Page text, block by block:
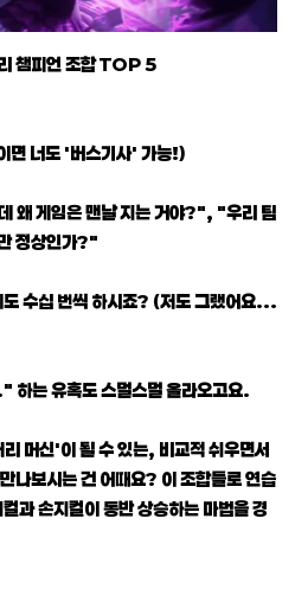
챔피언 조합 TOP 5
면 너도 '버스기사' 가능!)
왜 게임은 맨날 지는 거야?", "우리 팀
정상인가?"
수십 번씩 하시죠? (저도 그랬어요...
는 유혹도 스멀스멀 올라오고요.
머신'이 될 수 있는, 비교적 쉬우면서
나보시는 건 어때요? 이 조합들로 연습
과 손지컬이 동반 상승하는 마법을 경